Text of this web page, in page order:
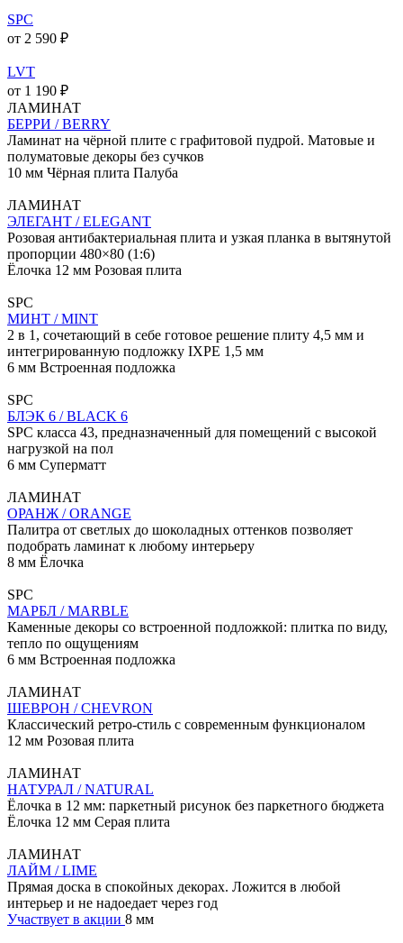
SPC
от 2 590 ₽
LVT
от 1 190 ₽
ЛАМИНАТ
БЕРРИ / BERRY
Ламинат на чёрной плите с графитовой пудрой. Матовые и
полуматовые декоры без сучков
10 мм Чёрная плита Палуба
ЛАМИНАТ
ЭЛЕГАНТ / ELEGANT
Розовая антибактериальная плита и узкая планка в вытянутой
пропорции 480×80 (1:6)
Ёлочка 12 мм Розовая плита
SPC
МИНТ / MINT
2 в 1, сочетающий в себе готовое решение плиту 4,5 мм и
интегрированную подложку IXPE 1,5 мм
6 мм Встроенная подложка
SPC
БЛЭК 6 / BLACK 6
SPC класса 43, предназначенный для помещений с высокой
нагрузкой на пол
6 мм Cуперматт
ЛАМИНАТ
ОРАНЖ / ORANGE
Палитра от светлых до шоколадных оттенков позволяет
подобрать ламинат к любому интерьеру
8 мм Ёлочка
SPC
МАРБЛ / MARBLE
Каменные декоры со встроенной подложкой: плитка по виду,
тепло по ощущениям
6 мм Встроенная подложка
ЛАМИНАТ
ШЕВРОН / CHEVRON
Классический ретро-стиль с современным функционалом
12 мм Розовая плита
ЛАМИНАТ
НАТУРАЛ / NATURAL
Ёлочка в 12 мм: паркетный рисунок без паркетного бюджета
Ёлочка 12 мм Серая плита
ЛАМИНАТ
ЛАЙМ / LIME
Прямая доска в спокойных декорах. Ложится в любой
интерьер и не надоедает через год
Участвует в акции 8 мм